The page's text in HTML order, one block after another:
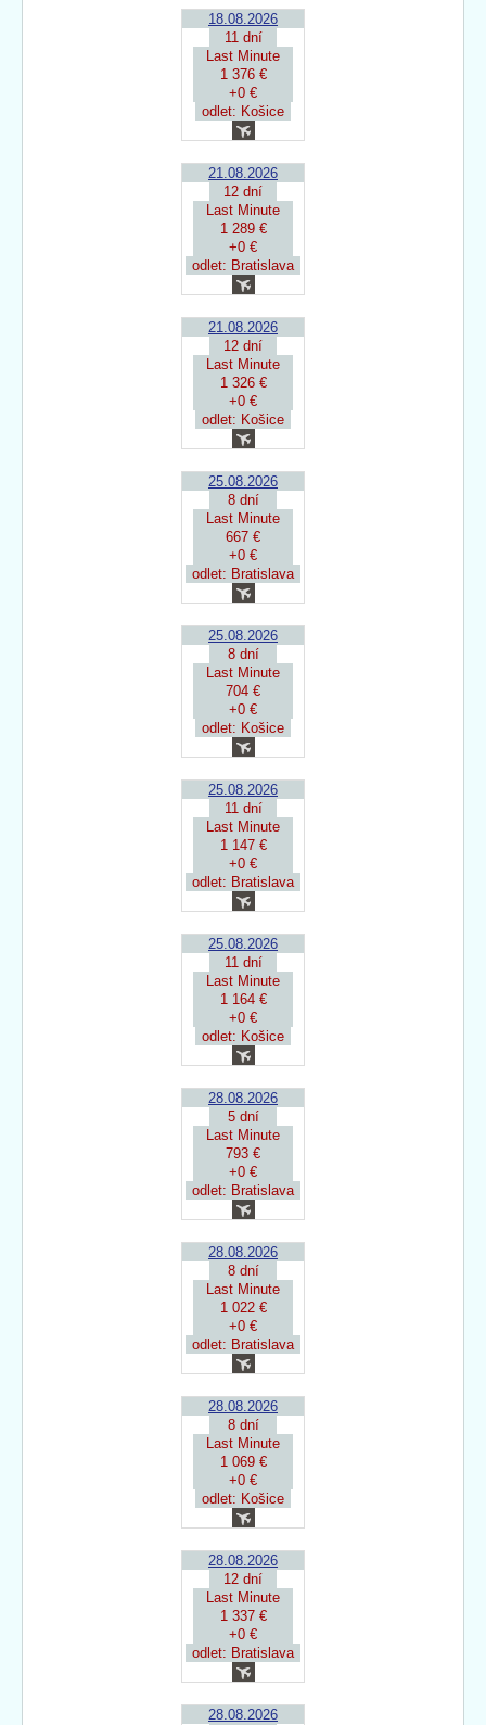
18.08.2026
11 dní
Last Minute
1 376 €
+0 €
odlet: Košice
21.08.2026
12 dní
Last Minute
1 289 €
+0 €
odlet: Bratislava
21.08.2026
12 dní
Last Minute
1 326 €
+0 €
odlet: Košice
25.08.2026
8 dní
Last Minute
667 €
+0 €
odlet: Bratislava
25.08.2026
8 dní
Last Minute
704 €
+0 €
odlet: Košice
25.08.2026
11 dní
Last Minute
1 147 €
+0 €
odlet: Bratislava
25.08.2026
11 dní
Last Minute
1 164 €
+0 €
odlet: Košice
28.08.2026
5 dní
Last Minute
793 €
+0 €
odlet: Bratislava
28.08.2026
8 dní
Last Minute
1 022 €
+0 €
odlet: Bratislava
28.08.2026
8 dní
Last Minute
1 069 €
+0 €
odlet: Košice
28.08.2026
12 dní
Last Minute
1 337 €
+0 €
odlet: Bratislava
28.08.2026